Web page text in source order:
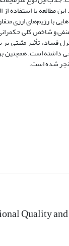
مطالعه با استفاده
با رژیم‌های ارزی
فشار بازار ارز، اثر منفی و
فساد، تأثیر مثبتی
داشته است. همچنین
شده است.
Quality